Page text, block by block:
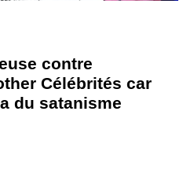
contre
Célébrités car
du satanisme